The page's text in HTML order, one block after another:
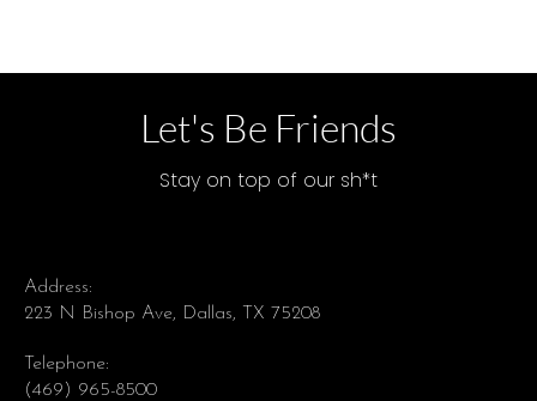
Let's Be Friends
Stay on top of our sh*t
Address:
223 N Bishop Ave, Dallas, TX 75208
Telephone:
(469) 965-8500